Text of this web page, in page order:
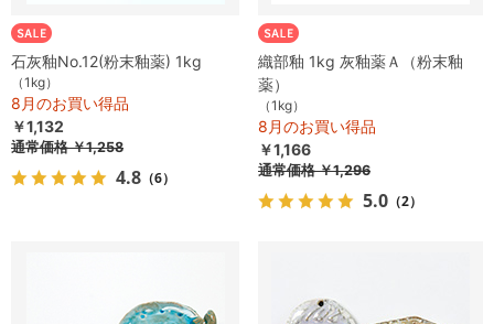
石灰釉No.12(粉末釉薬) 1kg
（1kg）
8月のお買い得品
￥1,132
通常価格￥1,258
4.8 （6）
織部釉 1kg 灰釉薬Ａ（粉末釉
薬）
（1kg）
8月のお買い得品
￥1,166
通常価格￥1,296
5.0 （2）